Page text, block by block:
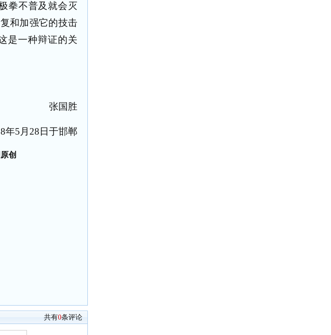
拳不普及就会灭
和加强它的技击
是一种辩证的关
张国胜
年5月28日于邯郸
创
共有0条评论